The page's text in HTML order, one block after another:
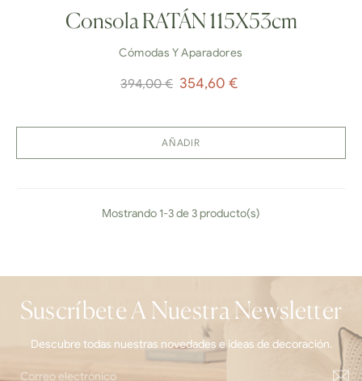
Consola RATÁN 115X53cm
Cómodas Y Aparadores
Precio
394,00 € Precio
354,60 €
AÑADIR
Mostrando 1-3 de 3 producto(s)
Suscríbete A Nuestra Newsletter
Descubre todas nuestras novedades e ideas de decoración.